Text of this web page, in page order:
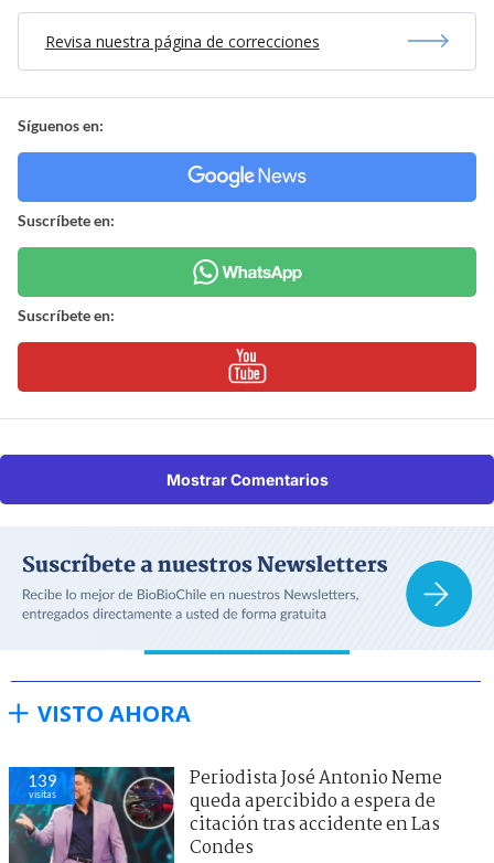
Revisa nuestra página de correcciones
Síguenos en:
Suscríbete en:
Suscríbete en:
Mostrar Comentarios
VISTO AHORA
139
visitas
Periodista José Antonio Neme
queda apercibido a espera de
citación tras accidente en Las
Condes